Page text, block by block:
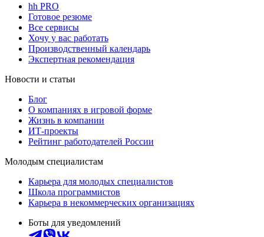
hh PRO
Готовое резюме
Все сервисы
Хочу у вас работать
Производственный календарь
Экспертная рекомендация
Новости и статьи
Блог
О компаниях в игровой форме
Жизнь в компании
ИТ-проекты
Рейтинг работодателей России
Молодым специалистам
Карьера для молодых специалистов
Школа программистов
Карьера в некоммерческих организациях
Боты для уведомлений